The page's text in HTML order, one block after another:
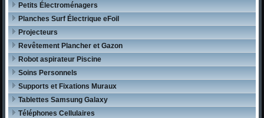
Petits Électroménagers
Planches Surf Électrique eFoil
Projecteurs
Revêtement Plancher et Gazon
Robot aspirateur Piscine
Soins Personnels
Supports et Fixations Muraux
Tablettes Samsung Galaxy
Téléphones Cellulaires